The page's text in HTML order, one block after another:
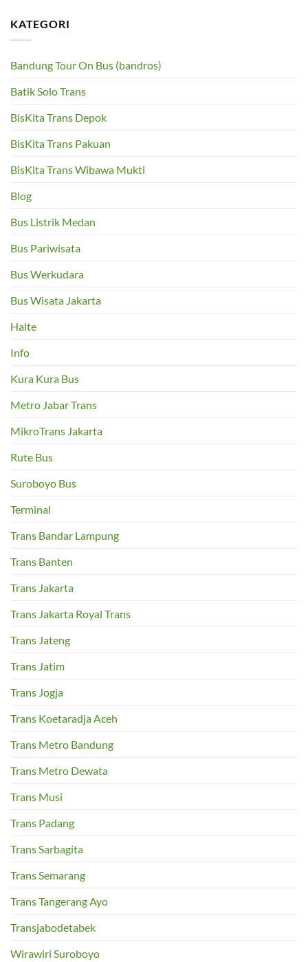
Anggur
Victoria
Residence
PRPP
–
Tantular
–
KATEGORI
Bandung Tour On Bus (bandros)
Batik Solo Trans
BisKita Trans Depok
BisKita Trans Pakuan
BisKita Trans Wibawa Mukti
Blog
Bus Listrik Medan
Bus Pariwisata
Bus Werkudara
Bus Wisata Jakarta
Halte
Info
Kura Kura Bus
Metro Jabar Trans
MikroTrans Jakarta
Rute Bus
Suroboyo Bus
Terminal
Trans Bandar Lampung
Trans Banten
Trans Jakarta
Trans Jakarta Royal Trans
Trans Jateng
Trans Jatim
Trans Jogja
Trans Koetaradja Aceh
Trans Metro Bandung
Trans Metro Dewata
Trans Musi
Trans Padang
Trans Sarbagita
Trans Semarang
Trans Tangerang Ayo
Transjabodetabek
Wirawiri Suroboyo